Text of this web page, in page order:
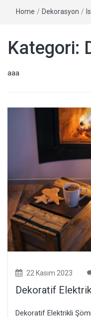
Home / Dekorasyon /
Kategori:
aaa
22 Kasım 2023
Dekoratif
Dekoratif Elektrikli